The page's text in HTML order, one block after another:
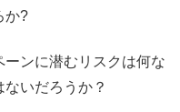
か?
ンに潜むリスクは何な
いだろうか？